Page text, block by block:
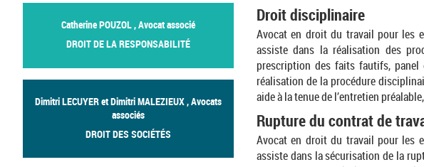
Droit disciplinaire
Avocat en droit du travail pour les
assiste dans la réalisation des
prescription des faits fautifs, panel
réalisation de la procédure
aide à la tenue de l’entretien
Rupture du contrat de
Avocat en droit du travail pour les
assiste dans la sécurisation de la
Catherine POUZOL , Avocat associé
DROIT DE LA RESPONSABILITÉ
Dimitri LECUYER et Dimitri MALEZIEUX , Avocats
associés
DROIT DES SOCIÉTÉS